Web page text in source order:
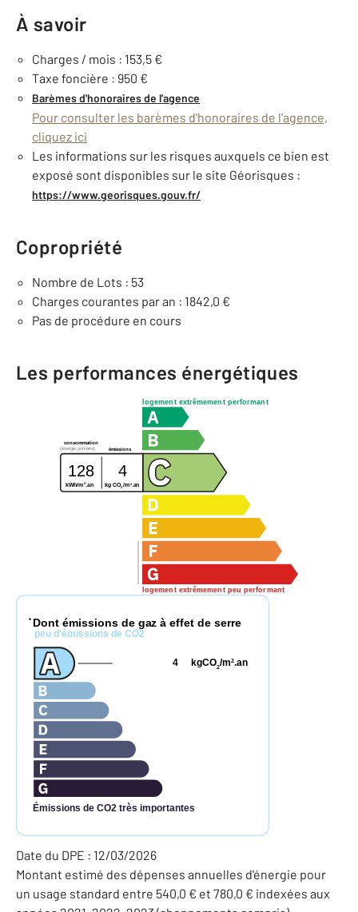
À savoir
Charges / mois : 153,5 €
Taxe foncière : 950 €
Barèmes d'honoraires de l'agence
Pour consulter les barèmes d'honoraires de l'agence,
cliquez ici
Les informations sur les risques auxquels ce bien est
exposé sont disponibles sur le site Géorisques :
https://www.georisques.gouv.fr/
Copropriété
Nombre de Lots : 53
Charges courantes par an : 1842,0 €
Pas de procédure en cours
Les performances énergétiques
logement extrêmement performant
logement extrêmement peu performant
consommation
émissions
(énergie primaire)
128 4
kWh/m 2 .an kg CO2/m2.an
* Dont émissions de gaz à effet de serre
peu d'émissions de CO2
Émissions de CO2 très importantes
kgCO2/m2.an
4
Date du DPE : 12/03/2026
Montant estimé des dépenses annuelles d'énergie pour
un usage standard entre 540,0 € et 780,0 € indexées aux